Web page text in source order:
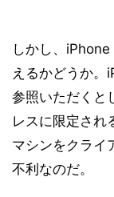
しかし、
えるかどうか。
参照いただくと
レスに限定さ
マシンをクライ
不利なのだ。